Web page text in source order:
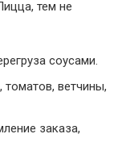
тем не
соусами.
ветчины,
заказа,